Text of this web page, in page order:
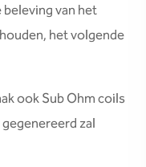
van het
het volgende
ook Sub Ohm coils
zal